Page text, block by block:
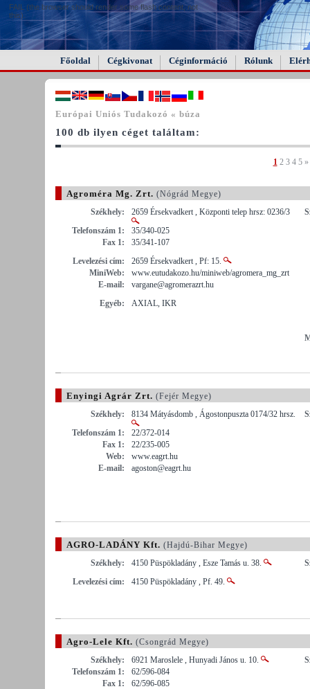
FAIL (the browser should render some flash content, not
this).
Főoldal Cégkivonat Céginformáció Rólunk
Európai Uniós Tudakozó « búza
100 db ilyen céget találtam:
1 2 3 4 5 »
Agroméra Mg. Zrt. (Nógrád Megye)
Székhely:
2659 Érsekvadkert , Központi telep hrsz: 0236/3
Telefonszám 1:
35/340-025
Fax 1:
35/341-107
Levelezési cím:
2659 Érsekvadkert , Pf: 15.
MiniWeb:
www.eutudakozo.hu/miniweb/agromera_mg_zrt
E-mail:
vargane@agromerazrt.hu
Egyéb:
AXIAL, IKR
Enyingi Agrár Zrt. (Fejér Megye)
Székhely:
8134 Mátyásdomb , Ágostonpuszta 0174/32 hrsz.
Telefonszám 1:
22/372-014
Fax 1:
22/235-005
Web:
www.eagrt.hu
E-mail:
agoston@eagrt.hu
AGRO-LADÁNY Kft. (Hajdú-Bihar Megye)
Székhely:
4150 Püspökladány , Esze Tamás u. 38.
Levelezési cím:
4150 Püspökladány , Pf. 49.
Agro-Lele Kft. (Csongrád Megye)
Székhely:
6921 Maroslele , Hunyadi János u. 10.
Telefonszám 1:
62/596-084
Fax 1:
62/596-085